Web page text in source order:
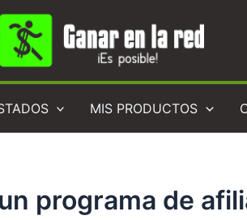
MIS PRODUCTOS
programa de